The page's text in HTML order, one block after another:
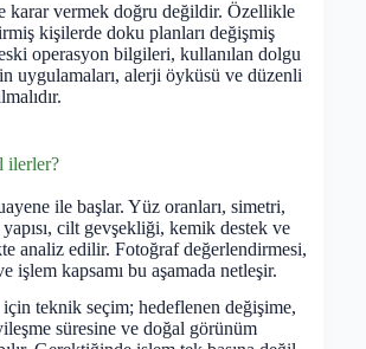
karar vermek doğru değildir. Özellikle
kişilerde doku planları değişmiş
operasyon bilgileri, kullanılan dolgu
uygulamaları, alerji öyküsü ve düzenli
ilerler?
ile başlar. Yüz oranları, simetri,
cilt gevşekliği, kemik destek ve
analiz edilir. Fotoğraf değerlendirmesi,
işlem kapsamı bu aşamada netleşir.
teknik seçim; hedeflenen değişime,
süresine ve doğal görünüm